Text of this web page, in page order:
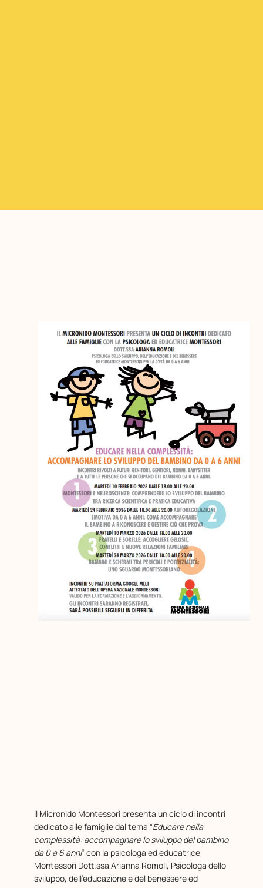
Il Micronido Montessori presenta un ciclo di incontri
dedicato alle famiglie dal tema “Educare nella
complessità: accompagnare lo sviluppo del bambino
da 0 a 6 anni” con la psicologa ed educatrice
Montessori Dott.ssa Arianna Romoli, Psicologa dello
sviluppo, dell’educazione e del benessere ed